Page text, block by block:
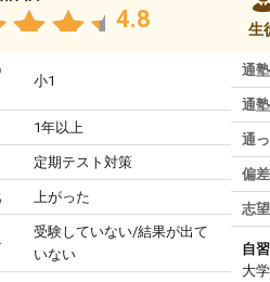
4.8
小1
1年以上
定期テスト対策
上がった
受験していない/結果が出て
いない
生
通
通
通
偏
志
自
大